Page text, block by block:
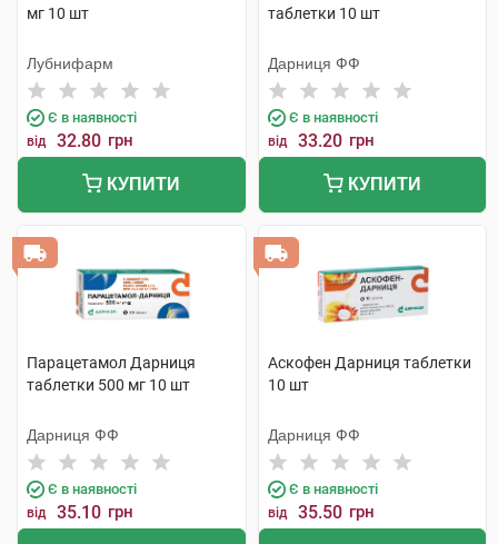
мг 10 шт
Лубнифарм
Є в наявності
від 32.80 грн
КУПИТИ
таблетки 10 шт
Дарниця ФФ
Є в наявності
від 33.20 грн
КУПИТИ
Парацетамол Дарниця
таблетки 500 мг 10 шт
Дарниця ФФ
Є в наявності
від 35.10 грн
Аскофен Дарниця таблетки
10 шт
Дарниця ФФ
Є в наявності
від 35.50 грн